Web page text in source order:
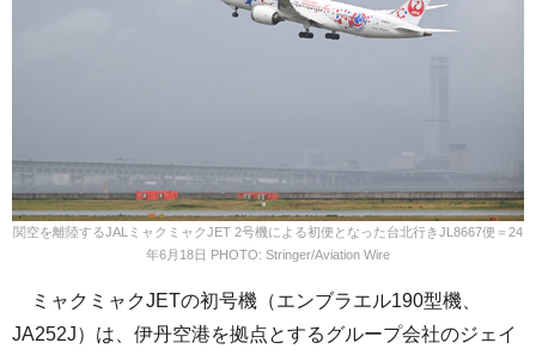
関空を離陸するJALミャクミャクJET 2号機による初便となった台北行きJL8667便＝24
年6月18日 PHOTO: Stringer/Aviation Wire
ミャクミャクJETの初号機（エンブラエル190型機、
JA252J）は、伊丹空港を拠点とするグループ会社のジェイ